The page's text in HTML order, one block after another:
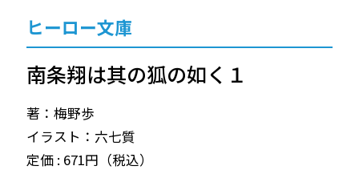
ヒーロー文庫
南条翔は其の狐の如く１
著：梅野歩
イラスト：六七質
定価 : 671円（税込）